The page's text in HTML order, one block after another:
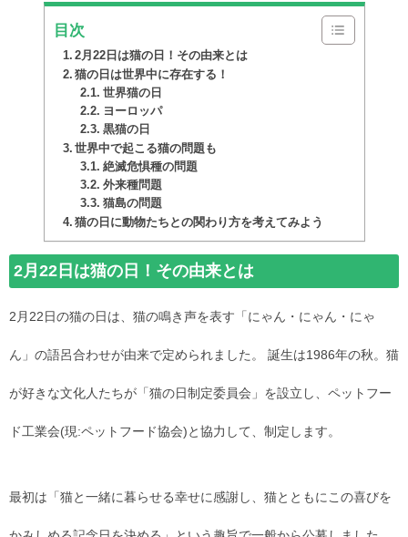
目次
2月22日は猫の日！その由来とは
猫の日は世界中に存在する！
世界猫の日
ヨーロッパ
黒猫の日
世界中で起こる猫の問題も
絶滅危惧種の問題
外来種問題
猫島の問題
猫の日に動物たちとの関わり方を考えてみよう
2月22日は猫の日！その由来とは
2月22日の猫の日は、猫の鳴き声を表す「にゃん・にゃん・にゃ
ん」の語呂合わせが由来で定められました。 誕生は1986年の秋。猫
が好きな文化人たちが「猫の日制定委員会」を設立し、ペットフー
ド工業会(現:ペットフード協会)と協力して、制定します。
最初は「猫と一緒に暮らせる幸せに感謝し、猫とともにこの喜びを